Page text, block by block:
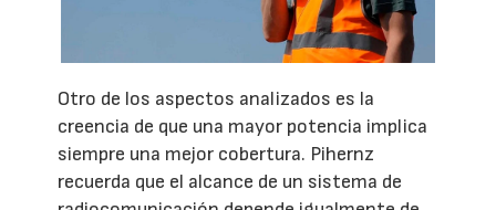
Otro de los aspectos analizados es la
creencia de que una mayor potencia implica
siempre una mejor cobertura. Pihernz
recuerda que el alcance de un sistema de